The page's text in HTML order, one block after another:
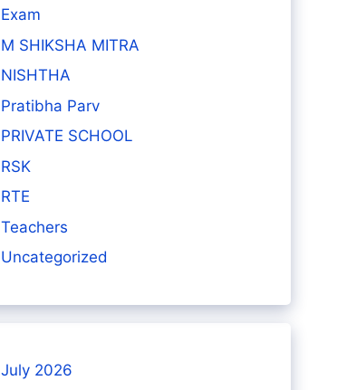
Exam
M SHIKSHA MITRA
NISHTHA
Pratibha Parv
PRIVATE SCHOOL
RSK
RTE
Teachers
Uncategorized
July 2026